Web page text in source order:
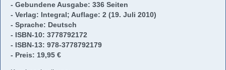
- Gebundene Ausgabe: 336 Seiten
- Verlag: Integral; Auflage: 2 (19. Juli 2010)
- Sprache: Deutsch
- ISBN-10: 3778792172
- ISBN-13: 978-3778792179
- Preis: 19,95 €